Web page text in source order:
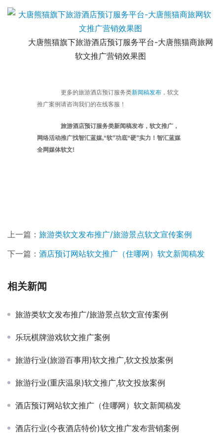
软文推广营销效果图
	更多的旅游酒店预订服务类
新闻稿发布 ，软文
推广案例请咨询我们的在线客服！
旅游酒店预订服务类新闻稿发布，软文推广，
网络活动推广找智汇蓝媒,“软”功底“硬”实力！智汇蓝媒
全网媒体软文!
上一篇： 旅游类软文发布推广/旅游景点软文宣传案例
下一篇： 酒店预订网站软文推广（住哪网）软文新闻稿发
相关新闻
旅游类软文发布推广/旅游景点软文宣传案例
乐玩棋牌游戏软文推广案例
旅游行业(旅游百事用)软文推广,软文投放案例
旅游行业(重庆温泉)软文推广,软文投放案例
酒店预订网站软文推广（住哪网）软文新闻稿发
酒店行业(今夜酒店特价)软文推广发布营销案例